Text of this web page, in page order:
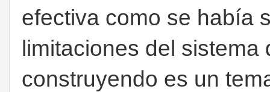
efectiva como se había
limitaciones del
construyendo es un